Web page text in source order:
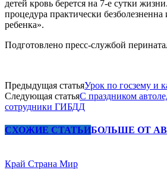
детей кровь берется на 7-е сутки
процедура практически
ребенка».
Подготовлено пресс-службой
Предыдущая статьяУрок по госзему и
Следующая статьяС праздником
сотрудники ГИБДД
СХОЖИЕ СТАТЬИБОЛЬШЕ ОТ
Край Страна Мир